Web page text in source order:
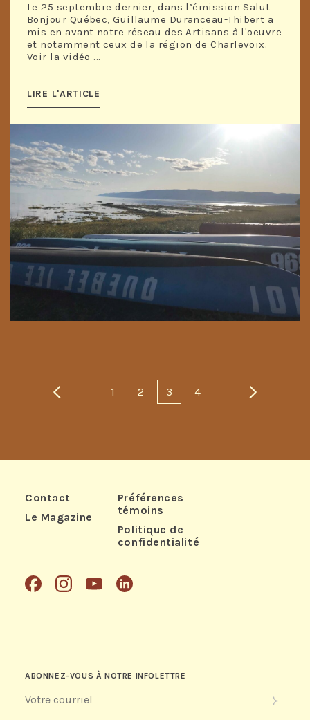
Le 25 septembre dernier, dans l’émission Salut
Bonjour Québec, Guillaume Duranceau-Thibert a
mis en avant notre réseau des Artisans à l'oeuvre
et notamment ceux de la région de Charlevoix.
Voir la vidéo ...
LIRE L'ARTICLE
1 2 3 4
Contact
Le Magazine
Préférences
témoins
Politique de
confidentialité
FacebookInstagram
YoutubeLinkedin
ABONNEZ-VOUS À NOTRE INFOLETTRE